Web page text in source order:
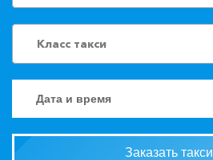
Класс такси
Заказать такси